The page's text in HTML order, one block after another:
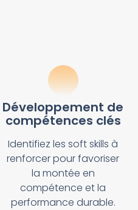
Développement de
compétences clés
Identifiez les soft skills à
renforcer pour favoriser
la montée en
compétence et la
performance durable.